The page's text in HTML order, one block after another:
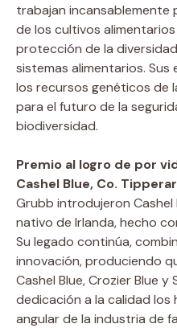
trabajan incansablemente
de los cultivos
protección de la
sistemas alimentarios.
los recursos genéticos de
para el futuro de la
biodiversidad.
Premio al logro de por
Cashel Blue, Co.
Grubb introdujeron Cashel
nativo de Irlanda, hecho
Su legado continúa,
innovación, produciendo
Cashel Blue, Crozier Blue y
dedicación a la calidad
angular de la industria de